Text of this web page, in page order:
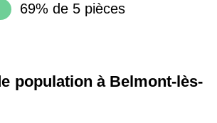
69% de 5 pièces
population à Belmont-lès-